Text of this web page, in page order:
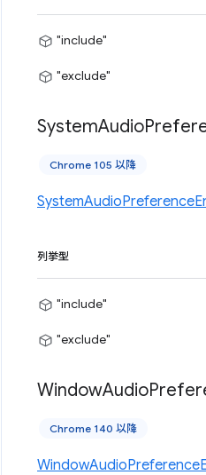
"include"
"exclude"
SystemAudio
Chrome 105 以降
列挙型
"include"
"exclude"
WindowAudio
Chrome 140 以降